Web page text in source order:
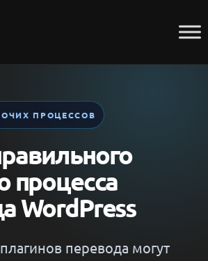
ПРОЦЕССОВ
процесса
WordPress
перевода могут